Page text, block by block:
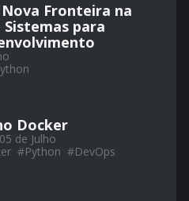
Nova Fronteira na
para
Docker
de Julho
#Python #DevOps